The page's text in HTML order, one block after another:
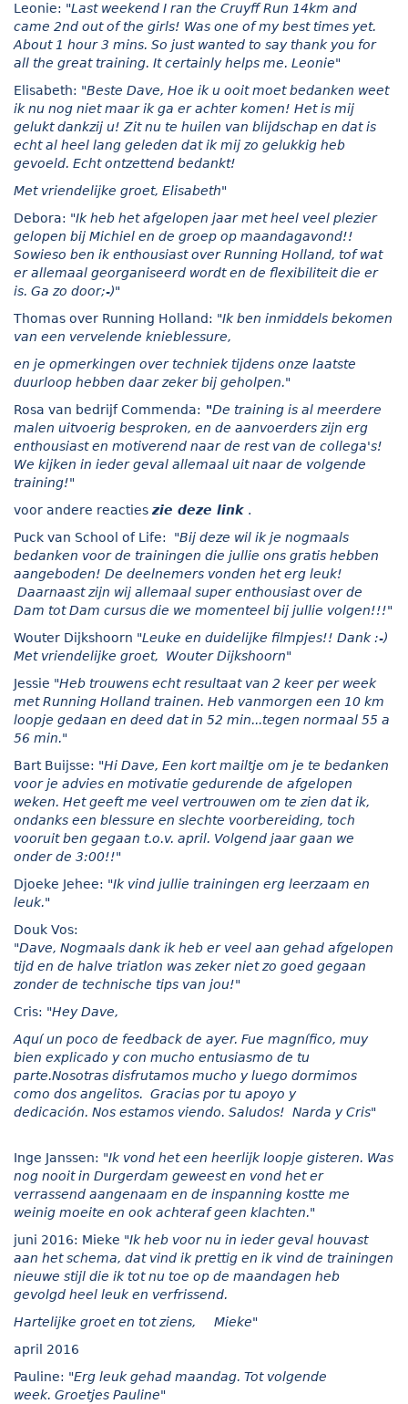
Leonie: "Last weekend I ran the Cruyff Run 14km and
came 2nd out of the girls! Was one of my best times yet.
About 1 hour 3 mins. So just wanted to say thank you for
all the great training. It certainly helps me. Leonie"
Elisabeth: "Beste Dave, Hoe ik u ooit moet bedanken weet
ik nu nog niet maar ik ga er achter komen! Het is mij
gelukt dankzij u! Zit nu te huilen van blijdschap en dat is
echt al heel lang geleden dat ik mij zo gelukkig heb
gevoeld. Echt ontzettend bedankt!
Met vriendelijke groet, Elisabeth"
Debora: "Ik heb het afgelopen jaar met heel veel plezier
gelopen bij Michiel en de groep op maandagavond!!
Sowieso ben ik enthousiast over Running Holland, tof wat
er allemaal georganiseerd wordt en de flexibiliteit die er
is. Ga zo door;-)"
Thomas over Running Holland: "Ik ben inmiddels bekomen
van een vervelende knieblessure,
en je opmerkingen over techniek tijdens onze laatste
duurloop hebben daar zeker bij geholpen."
Rosa van bedrijf Commenda: "De training is al meerdere
malen uitvoerig besproken, en de aanvoerders zijn erg
enthousiast en motiverend naar de rest van de collega's!
We kijken in ieder geval allemaal uit naar de volgende
training!"
voor andere reacties zie deze link .
Puck van School of Life: "Bij deze wil ik je nogmaals
bedanken voor de trainingen die jullie ons gratis hebben
aangeboden! De deelnemers vonden het erg leuk!
Daarnaast zijn wij allemaal super enthousiast over de
Dam tot Dam cursus die we momenteel bij jullie volgen!!!"
Wouter Dijkshoorn "Leuke en duidelijke filmpjes!! Dank :-)
Met vriendelijke groet, Wouter Dijkshoorn"
Jessie "Heb trouwens echt resultaat van 2 keer per week
met Running Holland trainen. Heb vanmorgen een 10 km
loopje gedaan en deed dat in 52 min...tegen normaal 55 a
56 min."
Bart Buijsse: "Hi Dave, Een kort mailtje om je te bedanken
voor je advies en motivatie gedurende de afgelopen
weken. Het geeft me veel vertrouwen om te zien dat ik,
ondanks een blessure en slechte voorbereiding, toch
vooruit ben gegaan t.o.v. april. Volgend jaar gaan we
onder de 3:00!!"
Djoeke Jehee: "Ik vind jullie trainingen erg leerzaam en
leuk."
Douk Vos:
"Dave, Nogmaals dank ik heb er veel aan gehad afgelopen
tijd en de halve triatlon was zeker niet zo goed gegaan
zonder de technische tips van jou!"
Cris: "Hey Dave,
Aquí un poco de feedback de ayer. Fue magnífico, muy
bien explicado y con mucho entusiasmo de tu
parte.Nosotras disfrutamos mucho y luego dormimos
como dos angelitos. Gracias por tu apoyo y
dedicación. Nos estamos viendo. Saludos! Narda y Cris"
Inge Janssen: "Ik vond het een heerlijk loopje gisteren. Was
nog nooit in Durgerdam geweest en vond het er
verrassend aangenaam en de inspanning kostte me
weinig moeite en ook achteraf geen klachten."
juni 2016: Mieke "Ik heb voor nu in ieder geval houvast
aan het schema, dat vind ik prettig en ik vind de trainingen
nieuwe stijl die ik tot nu toe op de maandagen heb
gevolgd heel leuk en verfrissend.
Hartelijke groet en tot ziens, Mieke"
april 2016
Pauline: "Erg leuk gehad maandag. Tot volgende
week. Groetjes Pauline"